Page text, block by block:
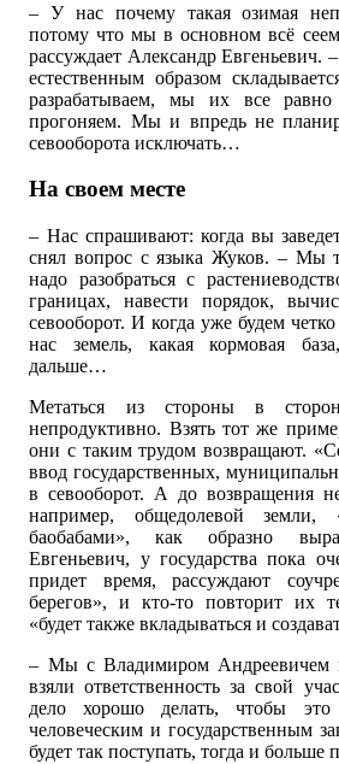
– У нас почему такая озимая
потому что мы в основном всё
рассуждает Александр Евгеньевич.
естественным образом
разрабатываем, мы их все
прогоняем. Мы и впредь не
севооборота исключать…
На своем месте
– Нас спрашивают: когда вы
снял вопрос с языка Жуков. – Мы
надо разобраться с
границах, навести порядок,
севооборот. И когда уже будем
нас земель, какая кормовая
дальше…
Метаться из стороны в
непродуктивно. Взять тот же
они с таким трудом возвращают.
ввод государственных,
в севооборот. А до возвращения
например, общедолевой земли,
баобабами», как образно
Евгеньевич, у государства пока
придет время, рассуждают
берегов», и кто-то повторит их
«будет также вкладываться и
– Мы с Владимиром Андреевичем
взяли ответственность за свой
дело хорошо делать, чтобы это
человеческим и государственным
будет так поступать, тогда и больше